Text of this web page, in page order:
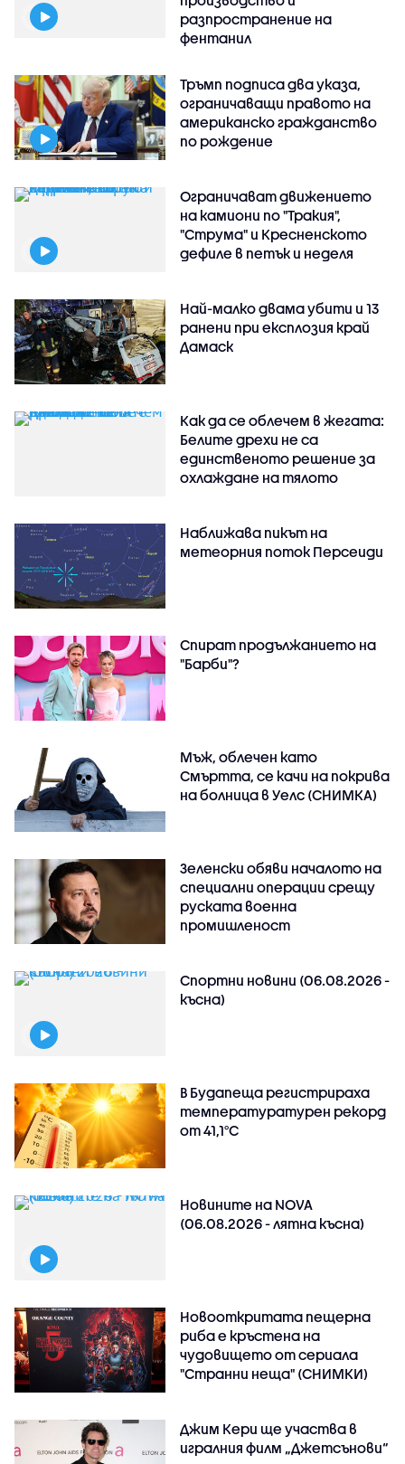
разпространение на
фентанил
Тръмп подписа два указа,
ограничаващи правото на
американско гражданство
по рождение
Ограничават движението
на камиони по "Тракия",
"Струма" и Кресненското
дефиле в петък и неделя
Най-малко двама убити и 13
ранени при експлозия край
Дамаск
Как да се облечем в жегата:
Белите дрехи не са
единственото решение за
охлаждане на тялото
Наближава пикът на
метеорния поток Персеиди
Спират продължанието на
"Барби"?
Мъж, облечен като
Смъртта, се качи на покрива
на болница в Уелс (СНИМКА)
Зеленски обяви началото на
специални операции срещу
руската военна
промишленост
Спортни новини (06.08.2026 -
късна)
В Будапеща регистрираха
температуратурен рекорд
от 41,1°C
Новините на NOVA
(06.08.2026 - лятна късна)
Новооткритата пещерна
риба е кръстена на
чудовището от сериала
"Странни неща" (СНИМКИ)
Джим Кери ще участва в
игралния филм „Джетсънови“